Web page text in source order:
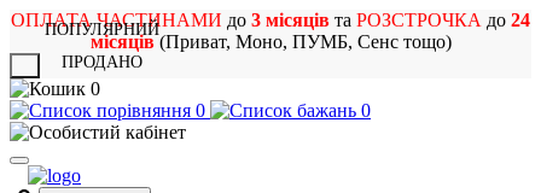
ОПЛАТА ЧАСТИНАМИ до 3 місяців та РОЗСТРОЧКА до 24
місяців(Приват, Моно, ПУМБ, Сенс тощо)
0
0
0
ПОПУЛЯРНИЙ
ПРОДАНО